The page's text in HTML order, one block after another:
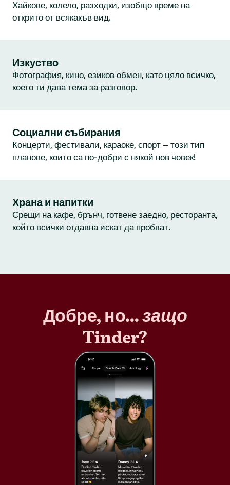
Хайкове, колело, разходки, изобщо време на
открито от всякакъв вид.
Изкуство
Фотография, кино, езиков обмен, като цяло всичко,
което ти дава тема за разговор.
Социални събирания
Концерти, фестивали, караоке, спорт – този тип
планове, които са по-добри с някой нов човек!
Храна и напитки
Срещи на кафе, брънч, готвене заедно, ресторанта,
който всички отдавна искат да пробват.
Добре, но...защо
Tinder?